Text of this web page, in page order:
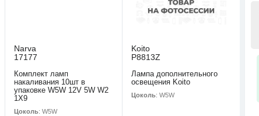
Narva
17177
Комплект ламп
накаливания 10шт в
упаковке W5W 12V 5W W2
1X9
Цоколь: W5W
Koito
P8813Z
Лампа дополнительного
освещения Koito
Цоколь: W5W